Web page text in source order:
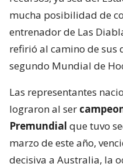
mucha posibilidad de
entrenador de Las
refirió al camino de
segundo Mundial de
Las representantes
lograron al ser
Premundial que tuvo
marzo de este año,
decisiva a Australia, la